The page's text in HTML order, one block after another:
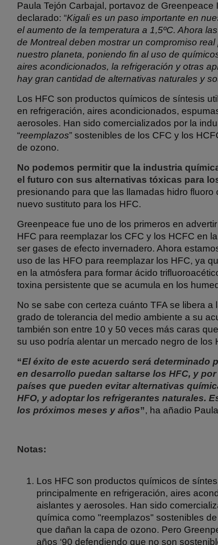
Paula Tejón Carbajal, portavoz de Greenpeace
declarado: “Kigali es un paso importante en
el aumento de la temperatura a 1,5ºC. Ahora
de Montreal deben mostrar un compromiso
nuestro planeta, poniendo fin al uso de
aires acondicionados, la refrigeración y otras
hay gran cantidad de alternativas naturales y
Los HFC son productos químicos de síntesis
en refrigeración, aires acondicionados,
aerosoles. Han sido comercializados por la
“reemplazos” sostenibles de los CFC y los
de ozono.
No podemos permitir que la industria
el futuro con sus alternativas tóxicas para
presionando para que las llamadas hidro fluoro
nuevo sustituto para los HFC.
Greenpeace fue uno de los primeros en
HFC para reemplazar los CFC y los HCFC en
ser gases de efecto invernadero. Ahora
uso de las HFO para reemplazar los HFC, ya
en la atmósfera para formar ácido
toxina persistente que se acumula en los
No se sabe con certeza cuánto TFA se libera a
grado de tolerancia del medio ambiente a su
también son entre 10 y 50 veces más caras
su uso podría alentar un mercado negro de los
“El éxito de este acuerdo será determinado
en desarrollo puedan saltarse los HFC, y
países que pueden evitar alternativas
HFO, y adoptar los refrigerantes naturales.
los próximos meses y años”, ha añadio
Notas:
Los HFC son productos químicos de
principalmente en refrigeración, aires
aislantes y aerosoles. Han sido
química como "reemplazos" sostenibles
que dañan la capa de ozono. Pero
años ‘90 defendiendo que no son